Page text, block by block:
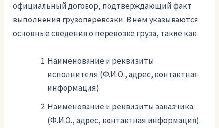
официальный договор, подтверждающий факт
выполнения грузоперевозки. В нем указываются
основные сведения о перевозке груза, такие как:
Наименование и реквизиты
исполнителя (Ф.И.О., адрес, контактная
информация).
Наименование и реквизиты заказчика
(Ф.И.О., адрес, контактная информация).